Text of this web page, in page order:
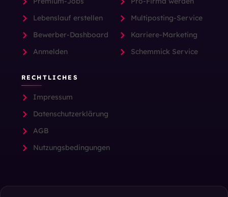
Lebenslauf erstellen
Bewerber-Dashboard
Anmelden
Multiposting-Service
Karriere-Marketing
Schemmick Service
RECHTLICHES
Impressum
Datenschutzerklärung
AGB
Nutzungsbedingungen